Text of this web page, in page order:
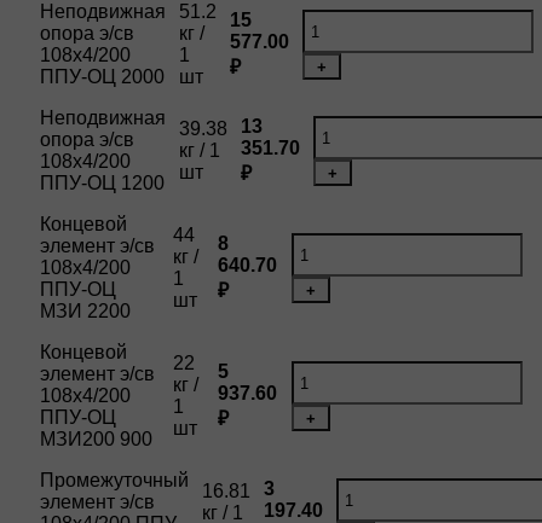
Неподвижная
опора э/св
108х4/200
ППУ-ОЦ 2000
51.2
кг /
1
шт
15
577.00
₽
+
Неподвижная
опора э/св
108х4/200
ППУ-ОЦ 1200
39.38
кг / 1
шт
13
351.70
₽
+
Концевой
элемент э/св
108х4/200
ППУ-ОЦ
МЗИ 2200
44
кг /
1
шт
8
640.70
₽
+
Концевой
элемент э/св
108х4/200
ППУ-ОЦ
МЗИ200 900
22
кг /
1
шт
5
937.60
₽
+
Промежуточный
элемент э/св
16.81
кг / 1
3
197.40